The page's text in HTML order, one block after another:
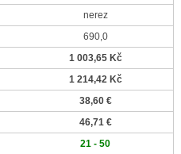
nerez
690,0
1 003,65 Kč
1 214,42 Kč
38,60 €
46,71 €
21 - 50